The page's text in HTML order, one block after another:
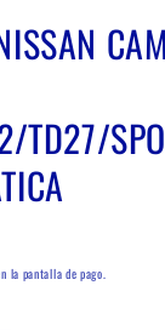
TD27/
la pantalla de pago.